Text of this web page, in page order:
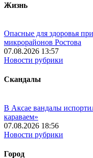
Жизнь
Опасные для здоровья
микрорайонов Ростова
07.08.2026 13:57
Новости рубрики
Скандалы
В Аксае вандалы
караваем»
07.08.2026 18:56
Новости рубрики
Город